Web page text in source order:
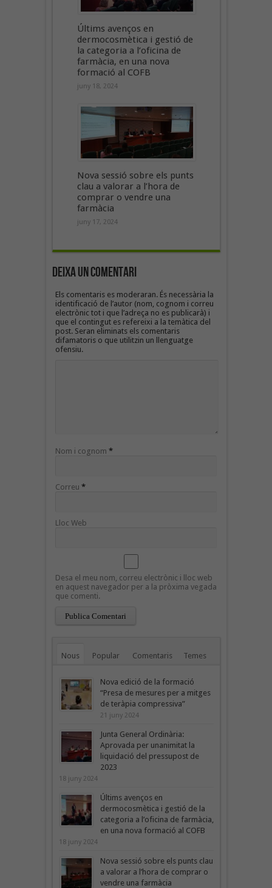
Últims avenços en
dermocosmètica i gestió de
la categoria a l’oficina de
farmàcia, en una nova
formació al COFB
juny 18, 2024
Nova sessió sobre els punts
clau a valorar a l’hora de
comprar o vendre una
farmàcia
juny 17, 2024
Deixa un Comentari
Els comentaris es moderaran. És necessària la
identificació de l’autor (nom, cognom i correu
electrònic tot i que l’adreça no es publicarà) i
que el contingut es refereixi a la temàtica del
post. Seran eliminats els comentaris
difamatoris o que utilitzin un llenguatge
ofensiu.
Nom i cognom *
Correu *
Lloc Web
Desa el meu nom, correu electrònic i lloc web
en aquest navegador per a la pròxima vegada
que comenti.
Nous Popular Comentaris Temes
Nova edició de la formació
“Presa de mesures per a mitges
de teràpia compressiva”
21 juny 2024
Junta General Ordinària:
Aprovada per unanimitat la
liquidació del pressupost de
2023
18 juny 2024
Últims avenços en
dermocosmètica i gestió de la
categoria a l’oficina de farmàcia,
en una nova formació al COFB
18 juny 2024
Nova sessió sobre els punts clau
a valorar a l’hora de comprar o
vendre una farmàcia